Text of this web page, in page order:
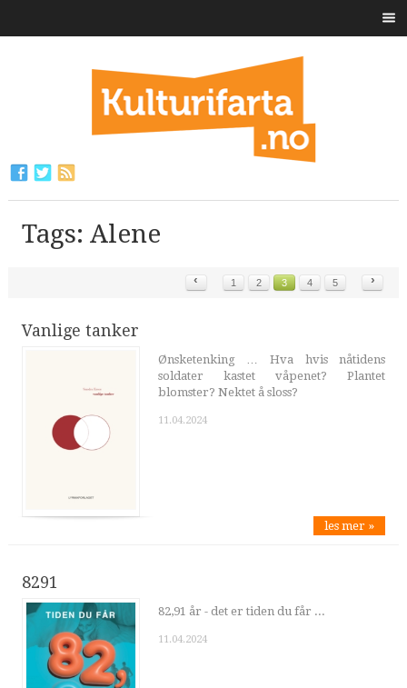
Tags: Alene
‹ 1 2 3 4 5 ›
Vanlige tanker
Ønsketenking … Hva hvis nåtidens
soldater kastet våpenet? Plantet
blomster? Nektet å sloss?
11.04.2024
les mer »
8291
82,91 år - det er tiden du får ...
11.04.2024